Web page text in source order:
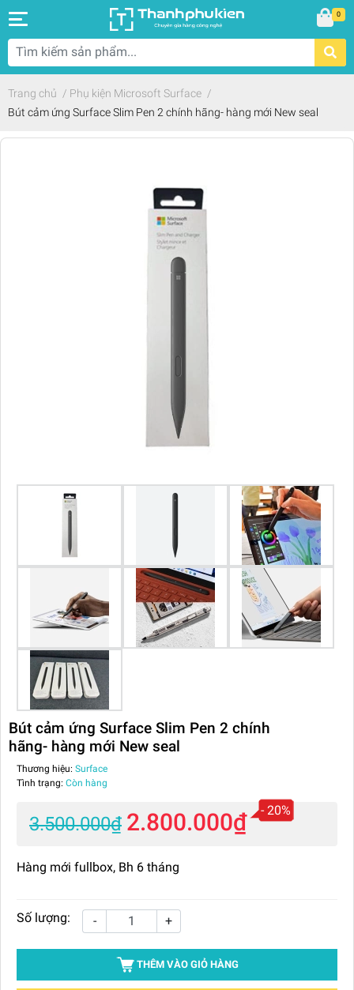
0
Trang chủ / Phụ kiện Microsoft Surface /
Bút cảm ứng Surface Slim Pen 2 chính hãng- hàng mới New seal
Bút cảm ứng Surface Slim Pen 2 chính
hãng- hàng mới New seal
Thương hiệu: Surface
Tình trạng: Còn hàng
3.500.000₫ 2.800.000₫ - 20%
Hàng mới fullbox, Bh 6 tháng
Số lượng: - +
THÊM VÀO GIỎ HÀNG